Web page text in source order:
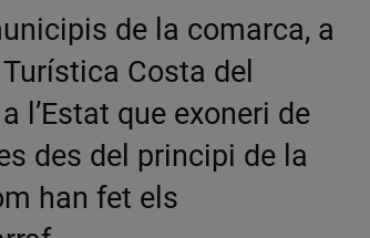
de la comarca, a
Costa del
l’Estat que exoneri de
des del principi de la
han fet els